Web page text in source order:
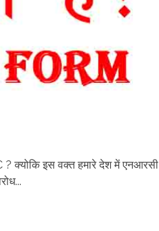
क्योकि इस वक्त हमारे देश में एनआरसी